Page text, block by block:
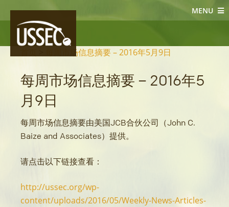
MENU
大豆新闻
每周市场信息摘要 – 2016年5月9日
每周市场信息摘要 – 2016年5
月9日
每周市场信息摘要由美国JCB合伙公司（John C.
Baize and Associates）提供。
请点击以下链接查看：
http://ussec.org/wp-
content/uploads/2016/05/Weekly-News-Articles-